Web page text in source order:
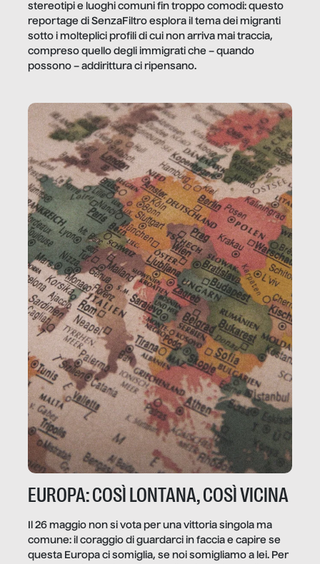
stereotipi e luoghi comuni fin troppo comodi: questo
reportage di SenzaFiltro esplora il tema dei migranti
sotto i molteplici profili di cui non arriva mai traccia,
compreso quello degli immigrati che – quando
possono – addirittura ci ripensano.
EUROPA: COSÌ LONTANA, COSÌ VICINA
Il 26 maggio non si vota per una vittoria singola ma
comune: il coraggio di guardarci in faccia e capire se
questa Europa ci somiglia, se noi somigliamo a lei. Per